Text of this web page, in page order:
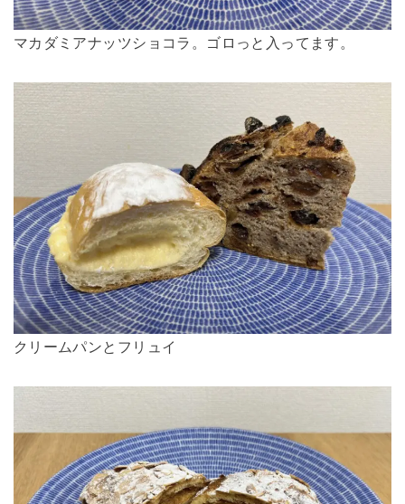
マカダミアナッツショコラ。ゴロっと入ってます。
クリームパンとフリュイ